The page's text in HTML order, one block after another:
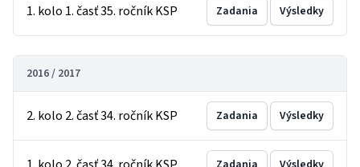
1. kolo 1. časť 35. ročník KSP Zadania Výsledky
2016 / 2017
2. kolo 2. časť 34. ročník KSP Zadania Výsledky